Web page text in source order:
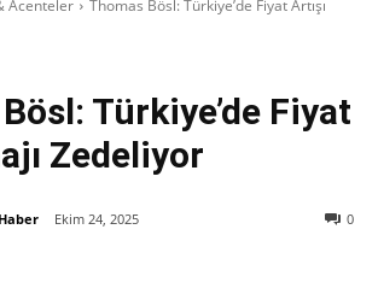
Acenteler
Thomas Bösl: Türkiye’de Fiyat Artışı
Türkiye’de Fiyat
Zedeliyor
0
Ekim 24, 2025